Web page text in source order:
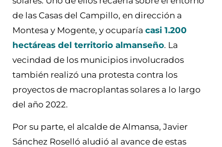
de las Casas del Campillo, en dirección a
Montesa y Mogente, y ocuparía casi 1.200
hectáreas del territorio almanseño. La
vecindad de los municipios involucrados
también realizó una protesta contra los
proyectos de macroplantas solares a lo largo
del año 2022.
Por su parte, el alcalde de Almansa, Javier
Sánchez Roselló aludió al avance de estas